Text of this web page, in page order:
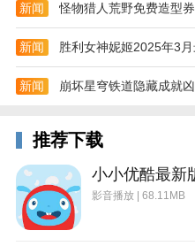
新闻 怪物猎人荒野免费造型
新闻 胜利女神妮姬2025年3
新闻 崩坏星穹铁道隐藏成就
推荐下载
影音播放 | 68.11MB